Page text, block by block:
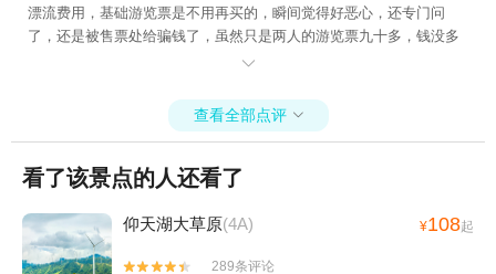
漂流费用，基础游览票是不用再买的，瞬间觉得好恶心，还专门问
了，还是被售票处给骗钱了，虽然只是两人的游览票九十多，钱没多
少，单纯觉得恶心，我也知道不是售票员的主要问题，他们敢明目张
构的认可，估计里面还有利益输送的；再次告诫下还没来过想玩漂流
的游客们，买了漂流票不用再买基础进洞门票！！！我会尝试跟相关

查看全部点评 
看了该景点的人还看了
仰天湖大草原(4A) ¥108起


289条评论